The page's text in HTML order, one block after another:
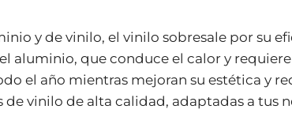
y de vinilo, el vinilo sobresale por su
que conduce el calor y
el año mientras mejoran su estética y
vinilo de alta calidad, adaptadas a tus